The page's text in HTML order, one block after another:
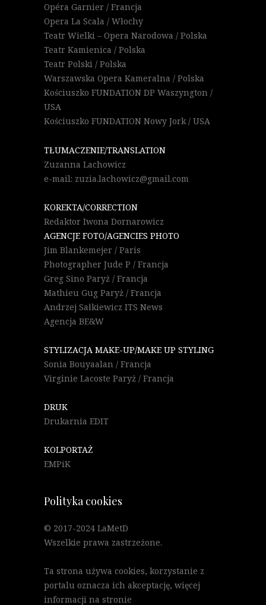
Opéra Garnier / Francja
Opera La Scala / Włochy
Teatr Wielki – Opera Narodowa / Polska
Teatr Kamienica / Polska
Teatr Polski / Polska
Warszawska Opera Kameralna / Polska
Kościuszko FUNDATION DP Waszyngton /
USA
Kościuszko FUNDATION Nowy Jork / USA
TŁUMACZENIE/TRANSLATION
Zuzanna Lachowicz
e-mail: zuzia.lachowicz@gmail.com
KOREKTA/CORRECTION
Redaktor Iwona Dornarowicz
AGENCJE FOTO/AGENCIES PHOTO
Jim Blankemejer / Paris
Photographer Jude P / Francja
Greg Sino Paryż / Francja
Mathieu Gug Paryż / Francja
Andrzej Sałkiewicz ITS News
Agencja BE&W
STYLIZACJA MAKE-UP/MAKE UP STYLING
Sonia Bouyaalan / Francja
Virginie Lacoste Paryż / Francja
DRUK
Drukarnia EDIT
KOLPORTAŻ
EMPiK
Polityka cookies
© 2017-2024 LaMetD
Wszelkie prawa zastrzeżone.
Ta strona używa cookies, korzystanie z
portalu oznacza ich akceptację, więcej
informacji na stronie